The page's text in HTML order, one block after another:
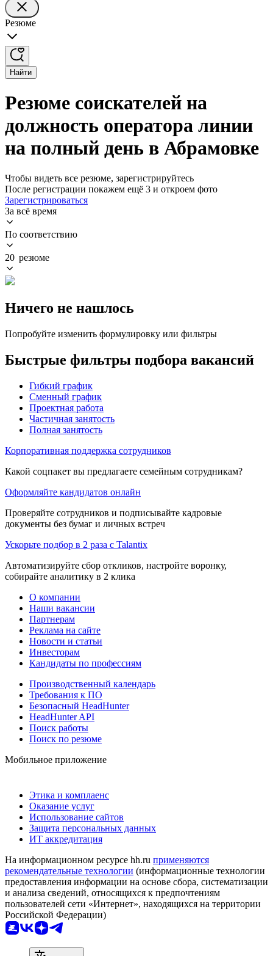
Резюме
Найти
Резюме соискателей на
должность оператора линии
на полный день в Абрамовке
Чтобы видеть все резюме, зарегистрируйтесь
После регистрации покажем ещё 3 и откроем фото
Зарегистрироваться
За всё время
По соответствию
20 резюме
Ничего не нашлось
Попробуйте изменить формулировку или фильтры
Быстрые фильтры подбора вакансий
Гибкий график
Сменный график
Проектная работа
Частичная занятость
Полная занятость
Корпоративная поддержка сотрудников
Какой соцпакет вы предлагаете семейным сотрудникам?
Оформляйте кандидатов онлайн
Проверяйте сотрудников и подписывайте кадровые
документы без бумаг и личных встреч
Ускорьте подбор в 2 раза с Talantix
Автоматизируйте сбор откликов, настройте воронку,
собирайте аналитику в 2 клика
О компании
Наши вакансии
Партнерам
Реклама на сайте
Новости и статьи
Инвесторам
Кандидаты по профессиям
Производственный календарь
Требования к ПО
Безопасный HeadHunter
HeadHunter API
Поиск работы
Поиск по резюме
Мобильное приложение
Этика и комплаенс
Оказание услуг
Использование сайтов
Защита персональных данных
ИТ аккредитация
На информационном ресурсе hh.ru применяются
рекомендательные технологии (информационные технологии
предоставления информации на основе сбора, систематизации
и анализа сведений, относящихся к предпочтениям
пользователей сети «Интернет», находящихся на территории
Российской Федерации)